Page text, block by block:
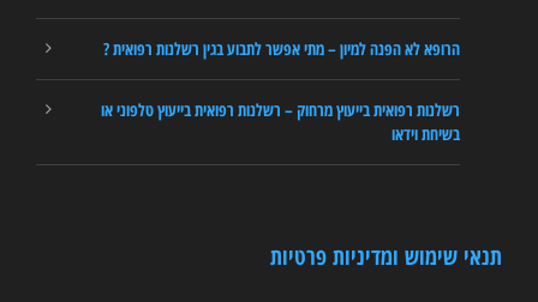
הרופא לא הפנה למיון – מתי אפשר לתבוע בגין רשלנות רפואית ?
רשלנות רפואית בייעוץ מרחוק – רשלנות רפואית בייעוץ טלפוני או
בשיחת וידאו
תנאי שימוש ומדיניות פרטיות